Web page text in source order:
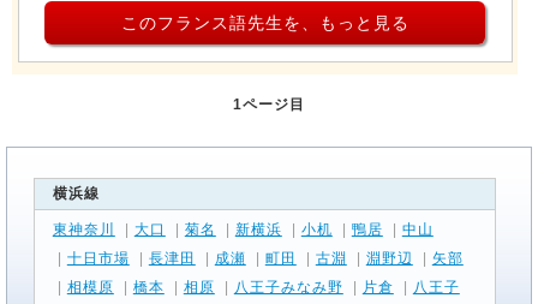
このフランス語先生を、もっと見る
1ページ目
横浜線
東神奈川 | 大口 | 菊名 | 新横浜 | 小机 | 鴨居 | 中山
| 十日市場 | 長津田 | 成瀬 | 町田 | 古淵 | 淵野辺 | 矢部
| 相模原 | 橋本 | 相原 | 八王子みなみ野 | 片倉 | 八王子